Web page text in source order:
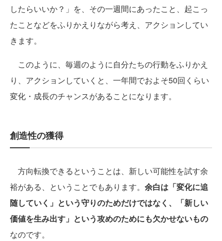
したらいいか？」を、その一週間にあったこと、起こっ
たことなどをふりかえりながら考え、アクションしてい
きます。
このように、毎週のように自分たちの行動をふりかえ
り、アクションしていくと、一年間でおよそ50回くらい
変化・成長のチャンスがあることになります。
創造性の獲得
方向転換できるということは、新しい可能性を試す余
裕がある、ということでもあります。 余白は「変化に追
随していく」という守りのためだけではなく、「新しい
価値を生み出す」という攻めのためにも欠かせないもの
なのです。